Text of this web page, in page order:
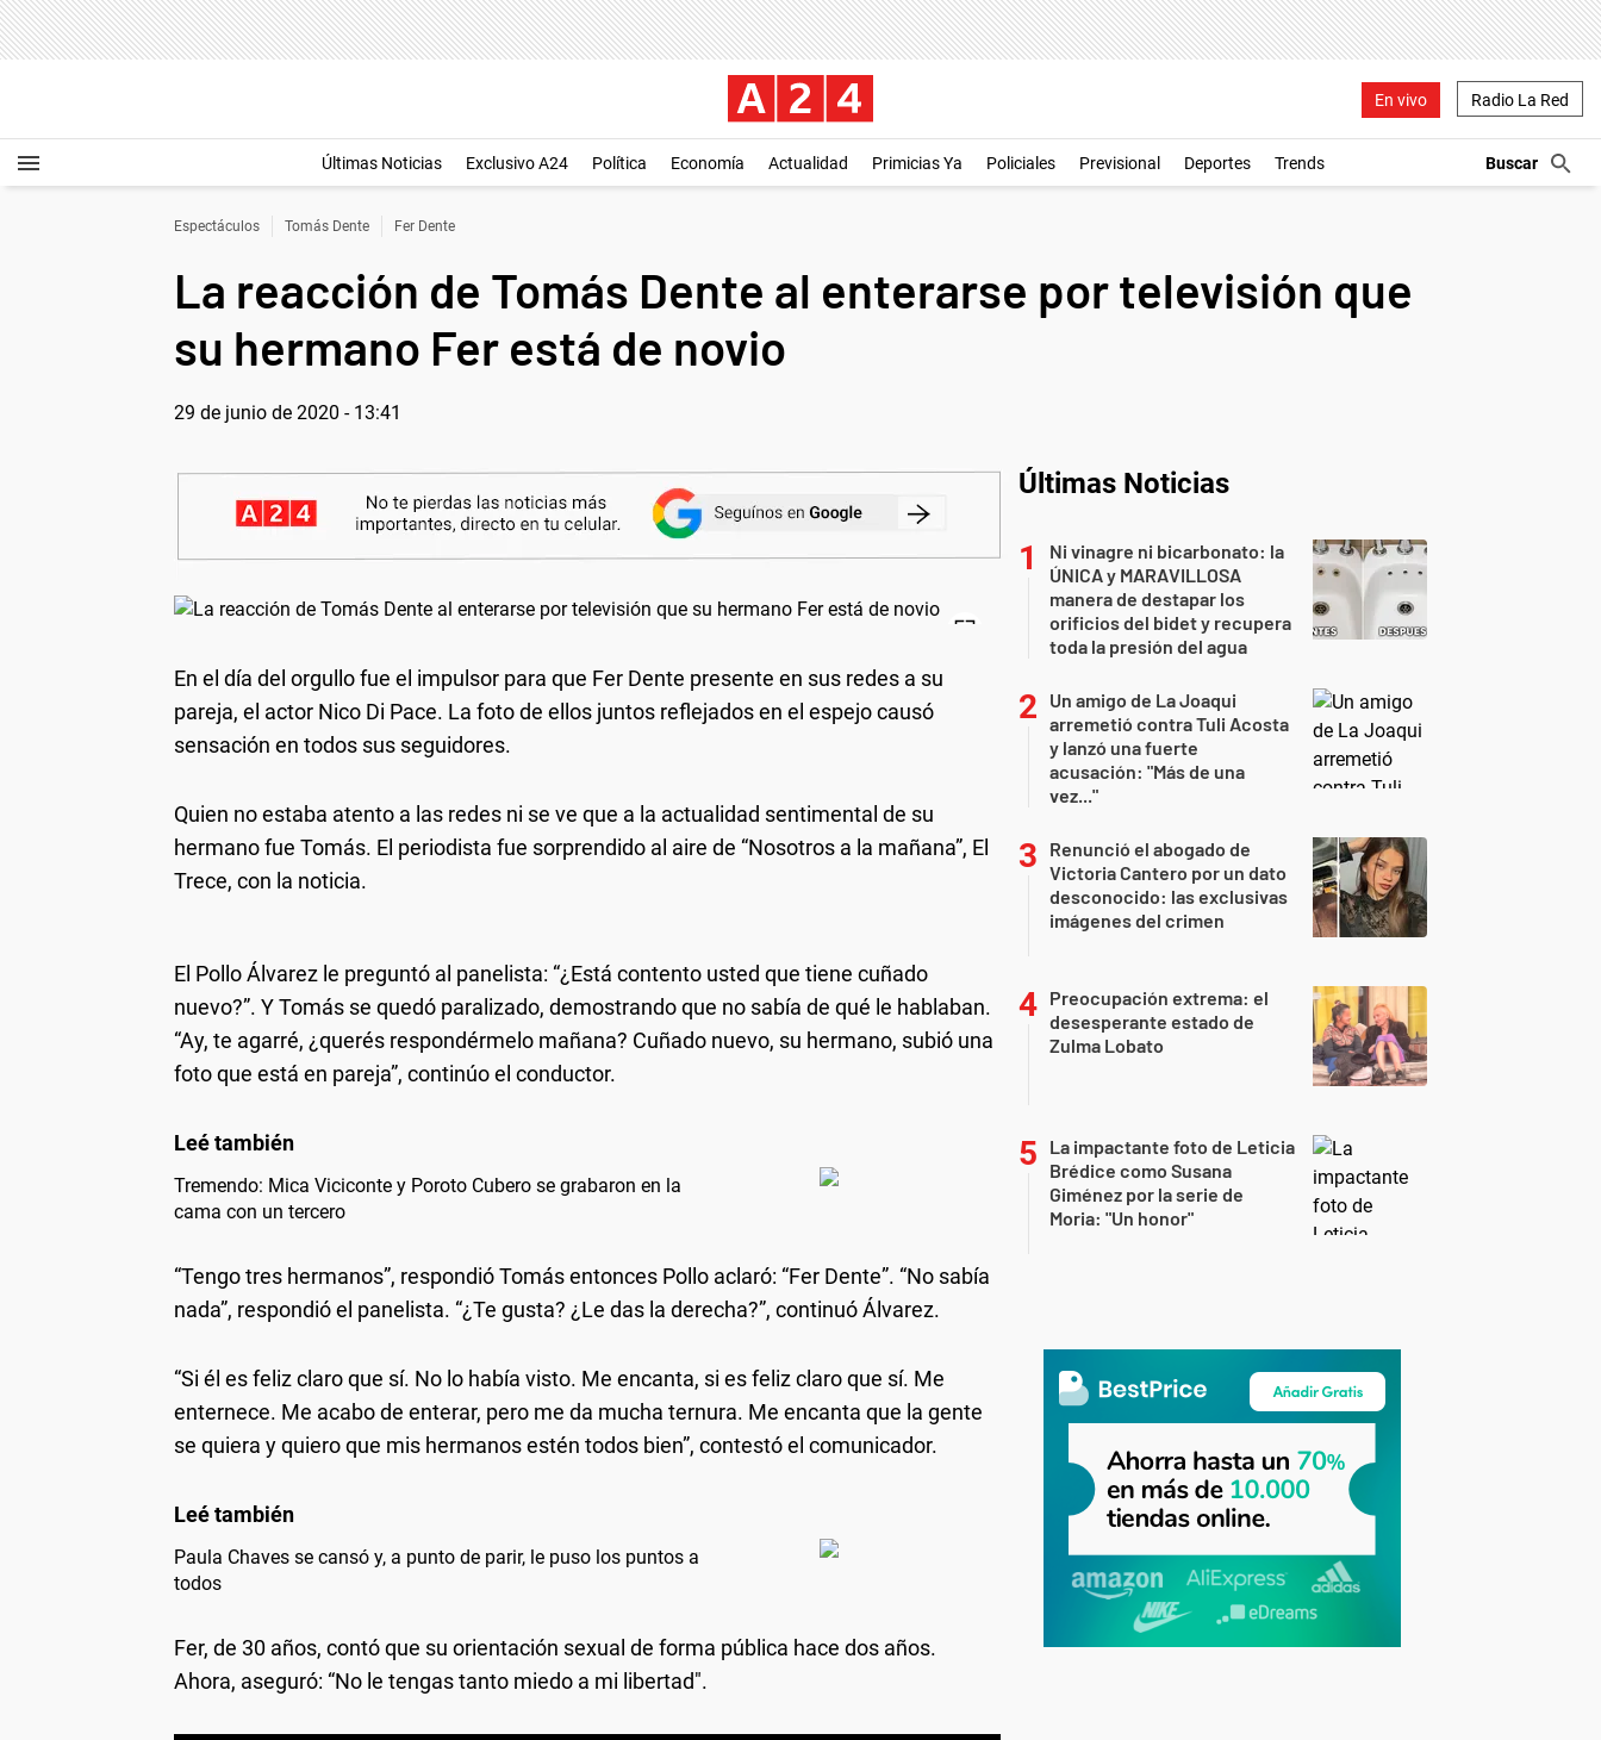
En vivo Radio La Red
Últimas Noticias Exclusivo A24 Política Economía Actualidad Primicias Ya Policiales Previsional Deportes Trends
Espectáculos Tomás Dente Fer Dente
La reacción de Tomás Dente al enterarse por televisión que
su hermano Fer está de novio
29 de junio de 2020 - 13:41
En el día del orgullo fue el impulsor para que Fer Dente presente en sus redes a su
pareja, el actor Nico Di Pace. La foto de ellos juntos reflejados en el espejo causó
sensación en todos sus seguidores.
Quien no estaba atento a las redes ni se ve que a la actualidad sentimental de su
hermano fue Tomás. El periodista fue sorprendido al aire de “Nosotros a la mañana”, El
Trece, con la noticia.
El Pollo Álvarez le preguntó al panelista: “¿Está contento usted que tiene cuñado
nuevo?”. Y Tomás se quedó paralizado, demostrando que no sabía de qué le hablaban.
“Ay, te agarré, ¿querés respondérmelo mañana? Cuñado nuevo, su hermano, subió una
foto que está en pareja”, continúo el conductor.
Tremendo: Mica Viciconte y Poroto Cubero se grabaron en la
cama con un tercero
“Tengo tres hermanos”, respondió Tomás entonces Pollo aclaró: “Fer Dente”. “No sabía
nada”, respondió el panelista. “¿Te gusta? ¿Le das la derecha?”, continuó Álvarez.
“Si él es feliz claro que sí. No lo había visto. Me encanta, si es feliz claro que sí. Me
enternece. Me acabo de enterar, pero me da mucha ternura. Me encanta que la gente
se quiera y quiero que mis hermanos estén todos bien”, contestó el comunicador.
Paula Chaves se cansó y, a punto de parir, le puso los puntos a
todos
Fer, de 30 años, contó que su orientación sexual de forma pública hace dos años.
Ahora, aseguró: “No le tengas tanto miedo a mi libertad".
Últimas Noticias
Ni vinagre ni bicarbonato: la
ÚNICA y MARAVILLOSA
manera de destapar los
orificios del bidet y recupera
toda la presión del agua
Un amigo de La Joaqui
arremetió contra Tuli Acosta
y lanzó una fuerte
acusación: "Más de una
vez..."
Renunció el abogado de
Victoria Cantero por un dato
desconocido: las exclusivas
imágenes del crimen
Preocupación extrema: el
desesperante estado de
Zulma Lobato
La impactante foto de Leticia
Brédice como Susana
Giménez por la serie de
Moria: "Un honor"